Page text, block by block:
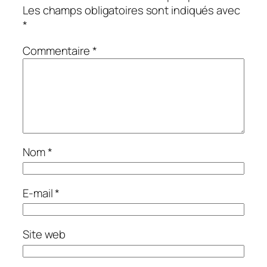
Les champs obligatoires sont indiqués avec
*
Commentaire*
Nom*
E-mail*
Site web